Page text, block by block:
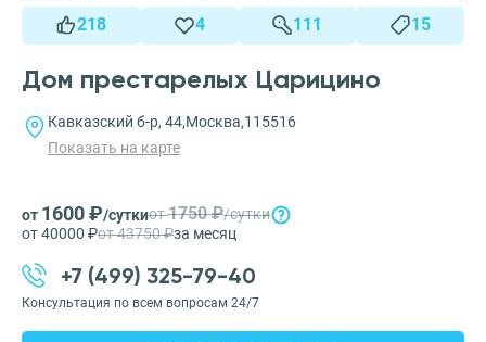
218 4 111 15
Дом престарелых Царицино
Кавказский б-р, 44,Москва,115516
Показать на карте
от 1600 ₽/суткиот1750 ₽/сутки
от 40000 ₽от 43750 ₽за месяц
+7 (499) 325-79-40
Консультация по всем вопросам 24/7